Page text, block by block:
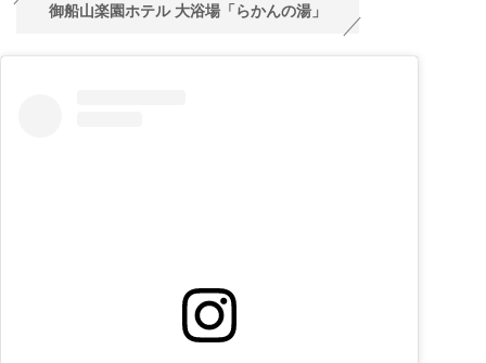
御船山楽園ホテル 大浴場「らかんの湯」